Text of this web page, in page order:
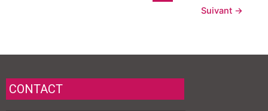
Suivant →
CONTACT